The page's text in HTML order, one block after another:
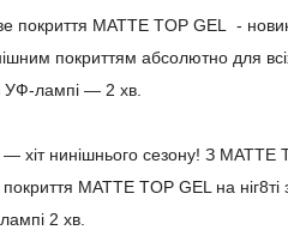
покриття MATTE TOP GEL -
покриттям абсолютно для всіх
УФ-лампі — 2 хв.
хіт нинішнього сезону! З
MATTE TOP GEL на ніг8ті
2 хв.